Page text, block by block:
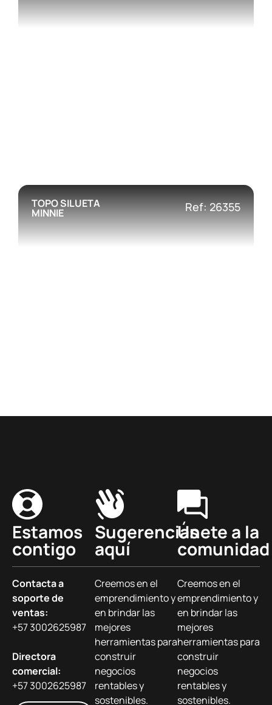
TOPO SILUETA
MINNIE Ref: 26355
Estamos
contigo
Contacta a
soporte de
ventas:
+57 3002625987
Directora
comercial:
+57 3002625987
Sugerencias
aquí
Creemos en el
emprendimiento y
en brindar las
mejores
herramientas para
construir
negocios
rentables y
sostenibles.
Únete a la
comunidad
Creemos en el
emprendimiento y
en brindar las
mejores
herramientas para
construir
negocios
rentables y
sostenibles.